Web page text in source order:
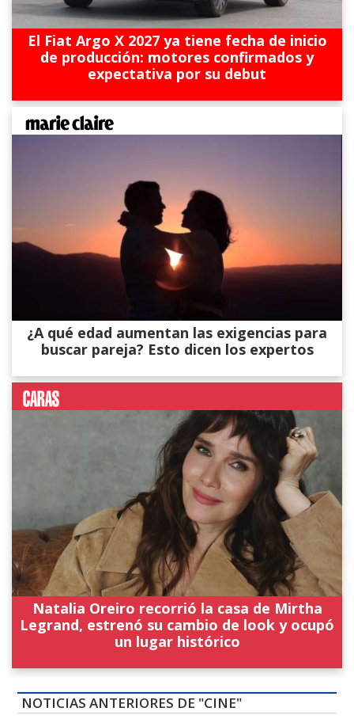
El Fiat Argo X 2027 ya tiene fecha de inicio
de producción: motores confirmados y
expectativa por su debut
¿A qué edad aumentan las exigencias para
buscar pareja? Esto dicen los expertos
Natalia Oreiro recorrió la casa de Mirtha
Legrand, estrenó su cambio de look y ocupó
un lugar histórico
NOTICIAS ANTERIORES DE "CINE"